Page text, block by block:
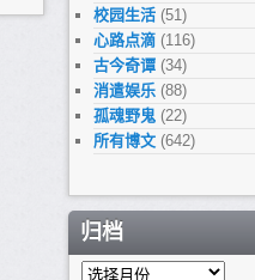
校园生活 (51)
心路点滴 (116)
古今奇谭 (34)
消遣娱乐 (88)
孤魂野鬼 (22)
所有博文 (642)
归档
归